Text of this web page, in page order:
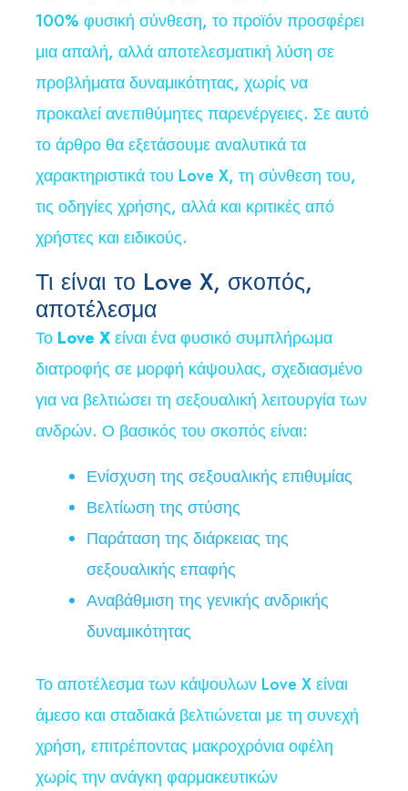
100% φυσική σύνθεση, το προϊόν προσφέρει
μια απαλή, αλλά αποτελεσματική λύση σε
προβλήματα δυναμικότητας, χωρίς να
προκαλεί ανεπιθύμητες παρενέργειες. Σε αυτό
το άρθρο θα εξετάσουμε αναλυτικά τα
χαρακτηριστικά του Love X, τη σύνθεση του,
τις οδηγίες χρήσης, αλλά και κριτικές από
χρήστες και ειδικούς.
Τι είναι το Love X, σκοπός,
αποτέλεσμα
Το Love Xείναι ένα φυσικό συμπλήρωμα
διατροφής σε μορφή κάψουλας, σχεδιασμένο
για να βελτιώσει τη σεξουαλική λειτουργία των
ανδρών. Ο βασικός του σκοπός είναι:
Ενίσχυση της σεξουαλικής επιθυμίας
Βελτίωση της στύσης
Παράταση της διάρκειας της
σεξουαλικής επαφής
Αναβάθμιση της γενικής ανδρικής
δυναμικότητας
Το αποτέλεσμα των κάψουλων Love X είναι
άμεσο και σταδιακά βελτιώνεται με τη συνεχή
χρήση, επιτρέποντας μακροχρόνια οφέλη
χωρίς την ανάγκη φαρμακευτικών